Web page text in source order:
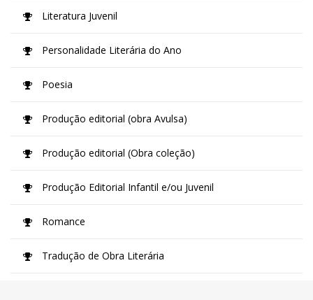
Literatura Juvenil
Personalidade Literária do Ano
Poesia
Produção editorial (obra Avulsa)
Produção editorial (Obra coleção)
Produção Editorial Infantil e/ou Juvenil
Romance
Tradução de Obra Literária